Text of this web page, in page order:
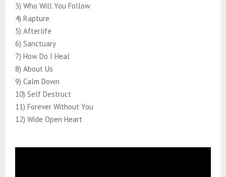
3) Who Will You Follow
4) Rapture
5) Afterlife
6) Sanctuary
7) How Do I Heal
8) About Us
9) Calm Down
10) Self Destruct
11) Forever Without You
12) Wide Open Heart